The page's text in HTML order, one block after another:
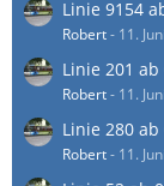
Linie 9154
Robert- 11.
Linie 201 ab
Robert- 11.
Linie 280 ab
Robert- 11.